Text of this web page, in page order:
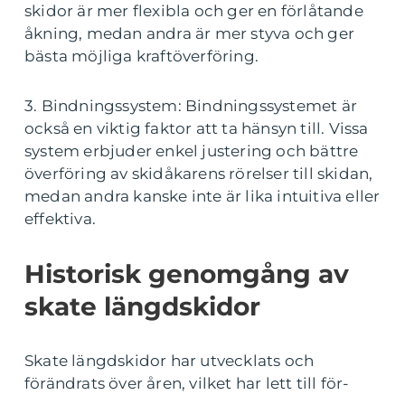
skidor är mer flexibla och ger en förlåtande
åkning, medan andra är mer styva och ger
bästa möjliga kraftöverföring.
3. Bindningssystem: Bindningssystemet är
också en viktig faktor att ta hänsyn till. Vissa
system erbjuder enkel justering och bättre
överföring av skidåkarens rörelser till skidan,
medan andra kanske inte är lika intuitiva eller
effektiva.
Historisk genomgång av
skate längdskidor
Skate längdskidor har utvecklats och
förändrats över åren, vilket har lett till för-